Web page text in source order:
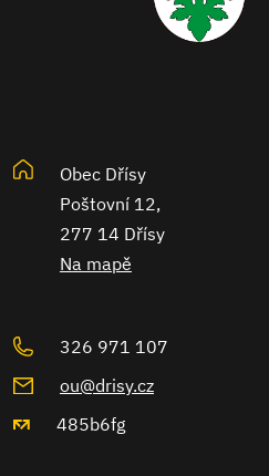
Obec Dřísy
Poštovní 12,
277 14 Dřísy
Na mapě
326 971 107
ou@drisy.cz
485b6fg